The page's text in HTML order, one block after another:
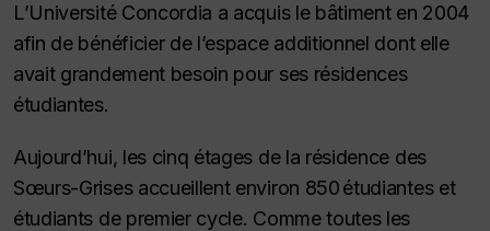
L’Université Concordia a acquis le bâtiment en 2004
afin de bénéficier de l’espace additionnel dont elle
avait grandement besoin pour ses résidences
étudiantes.
Aujourd’hui, les cinq étages de la résidence des
Sœurs-Grises accueillent environ 850 étudiantes et
étudiants de premier cycle. Comme toutes les